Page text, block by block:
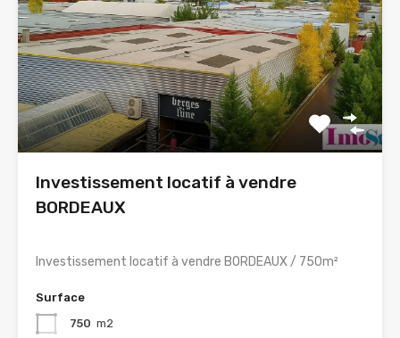
Investissement locatif à vendre
BORDEAUX
Investissement locatif à vendre BORDEAUX / 750m²
Surface
750 m2